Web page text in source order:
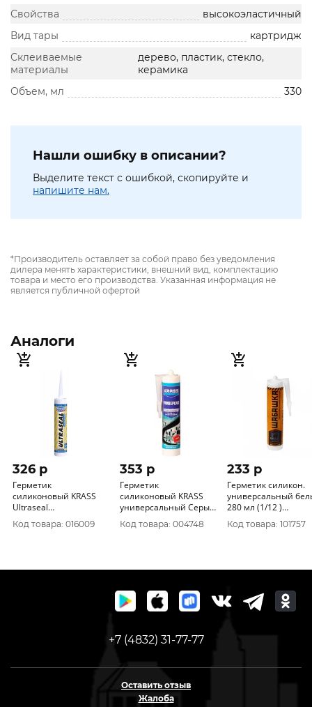
Свойства
высокоэластичный
Вид тары
картридж
Склеиваемые
материалы
дерево, пластик, стекло,
керамика
Объем, мл
330
Нашли ошибку в описании?
Выделите текст с ошибкой, скопируйте и
напишите нам.
*Производитель оставляет за собой право без уведомления
дилера менять характеристики, внешний вид, комплектацию
товара и место его производства. Указанная информация не
является публичной офертой
Аналоги
326 p
Герметик
силиконовый KRASS
Ultraseal
универсальный
Бесцветный 260мл
Код товара: 016009
353 p
Герметик
силиконовый KRASS
универсальный Серый
300мл Польша
0005383
Код товара: 004748
233 p
Герметик силикон.
универсальный
280 мл (1/12 )
"ШАБАШКА"241358
Код товара: 101757
+7 (4832) 31-77-77
Оставить отзыв
Жалоба